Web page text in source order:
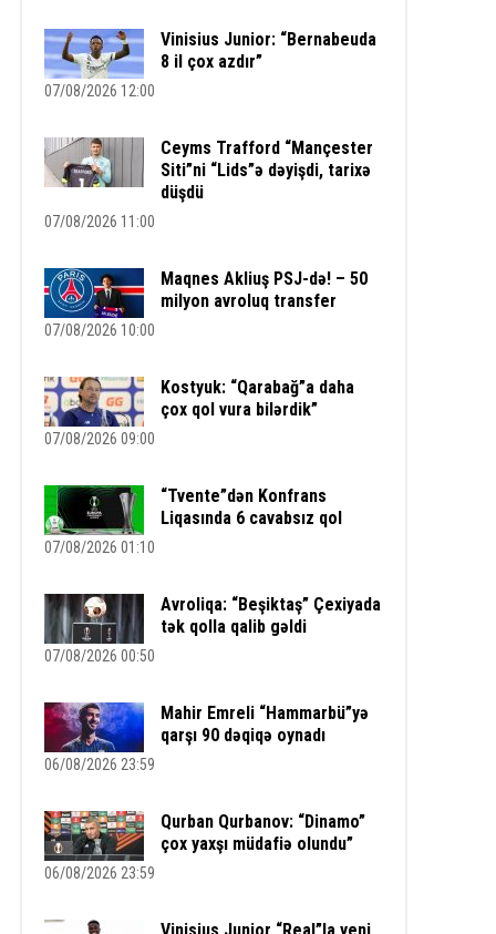
Vinisius Junior: “Bernabeuda
8 il çox azdır”
07/08/2026 12:00
Ceyms Trafford “Mançester
Siti”ni “Lids”ə dəyişdi, tarixə
düşdü
07/08/2026 11:00
Maqnes Akliuş PSJ-də! – 50
milyon avroluq transfer
07/08/2026 10:00
Kostyuk: “Qarabağ”a daha
çox qol vura bilərdik”
07/08/2026 09:00
“Tvente”dən Konfrans
Liqasında 6 cavabsız qol
07/08/2026 01:10
Avroliqa: “Beşiktaş” Çexiyada
tək qolla qalib gəldi
07/08/2026 00:50
Mahir Emreli “Hammarbü”yə
qarşı 90 dəqiqə oynadı
06/08/2026 23:59
Qurban Qurbanov: “Dinamo”
çox yaxşı müdafiə olundu”
06/08/2026 23:59